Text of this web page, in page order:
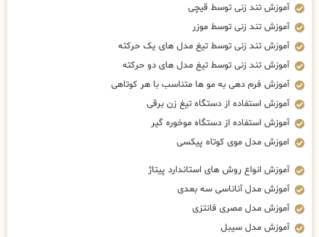
آموزش تند زنی توسط قیچی
آموزش تند زنی توسط موزر
آموزش تند زنی توسط تیغ مدل های یک حرکته
آموزش تند زنی توسط تیغ مدل های دو حرکته
آموزش فرم دهی به مو ها متناسب با هر کوتاهی
آموزش استفاده از دستگاه تیغ زن برقی
آموزش استفاده از دستگاه موخوره گیر
اموزش مدل موی کوتاه پیکسی
آموزش انواع روش های استاندارد پیتاژ
آموزش مدل آناناسی سه بعدی
آموزش مدل مصری فانتزی
آموزش مدل سیبل